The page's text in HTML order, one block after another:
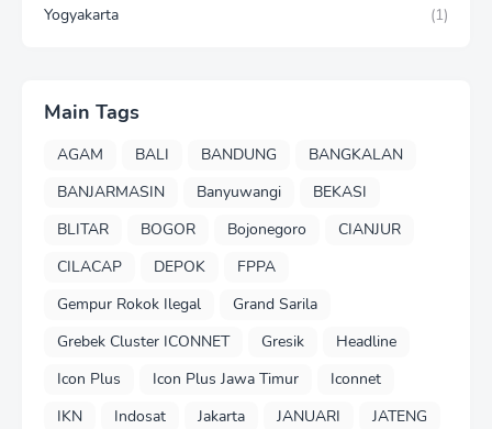
Yogyakarta
(1)
Main Tags
AGAM BALI BANDUNG
BANGKALAN
BANJARMASIN
Banyuwangi
BEKASI
BLITAR
BOGOR Bojonegoro
CIANJUR
CILACAP
DEPOK
FPPA
Gempur Rokok Ilegal
Grand Sarila
Grebek Cluster ICONNET
Gresik
Headline
Icon Plus
Icon Plus Jawa Timur
Iconnet
IKN
Indosat Jakarta JANUARI
JATENG